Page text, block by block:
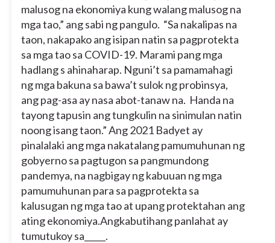
malusog na ekonomiya kung walang malusog na
mga tao,” ang sabi ng pangulo. “Sa nakalipas na
taon, nakapako ang isipan natin sa pagprotekta
sa mga tao sa COVID-19. Marami pang mga
hadlang s ahinaharap. Nguni’t sa pamamahagi
ng mga bakuna sa bawa’t sulok ng probinsya,
ang pag-asa ay nasa abot-tanaw na. Handa na
tayong tapusin ang tungkulin na sinimulan natin
noong isang taon.” Ang 2021 Badyet ay
pinalalaki ang mga nakatalang pamumuhunan ng
gobyerno sa pagtugon sa pangmundong
pandemya, na nagbigay ng kabuuan ng mga
pamumuhunan para sa pagprotekta sa
kalusugan ng mga tao at upang protektahan ang
ating ekonomiya.Angkabutihang panlahat ay
tumutukoy sa_____.